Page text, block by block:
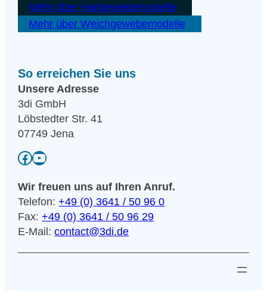
Mehr über Hart­ge­we­be­mo­del­le
Mehr über Weich­ge­we­be­mo­del­le
So erreichen Sie uns
Unsere Adresse
3di GmbH
Löbstedter Str. 41
07749 Jena
Facebook YouTube
Wir freuen uns auf Ihren Anruf.
Telefon:+49 (0) 3641 / 50 96 0
Fax:+49 (0) 3641 / 50 96 29
E-Mail:contact@3di.de